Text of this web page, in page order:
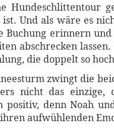
Hundeschlittentour
ist. Und als wäre es
Buchung erinnern
abschrecken
die doppelt so
zwingt die
nicht das
positiv, denn Noah
aufwühlenden